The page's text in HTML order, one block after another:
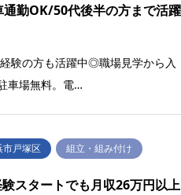
通勤OK/50代後半の方まで活躍
験の方も活躍中◎職場見学から入
車場無料。電…
市戸塚区 組立・組み付け
スタートでも月収26万円以上